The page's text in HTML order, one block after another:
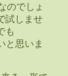
のでしょ
試しませ
も
と思いま